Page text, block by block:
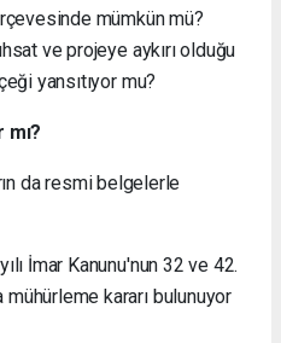
mümkün mü?
ve projeye aykırı olduğu
yansıtıyor mu?
mı?
da resmi belgelerle
İmar Kanunu'nun 32 ve 42.
kararı bulunuyor